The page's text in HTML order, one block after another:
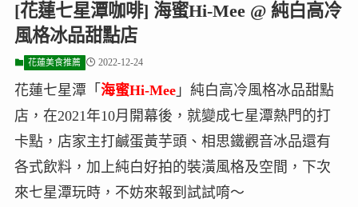
[花蓮七星潭咖啡] 海蜜Hi-Mee @ 純白高冷
風格冰品甜點店
花蓮美食推薦 2022-12-24
花蓮七星潭「 海蜜Hi-Mee」純白高冷風格冰品甜點
店，在2021年10月開幕後，就變成七星潭熱門的打
卡點，店家主打鹹蛋黃芋頭、相思鐵觀音冰品還有
各式飲料，加上純白好拍的裝潢風格及空間，下次
來七星潭玩時，不妨來報到試試唷～